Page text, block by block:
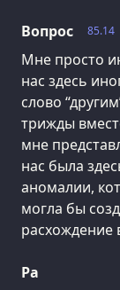
85.14
Вопрос
Мне просто
нас здесь
слово
трижды
мне
нас была
аномалии,
могла бы
расхождение
Ра